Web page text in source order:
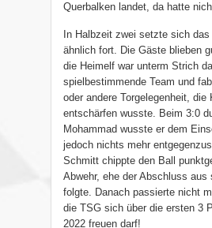
Querbalken landet, da hatte
In Halbzeit zwei setzte sich
ähnlich fort. Die Gäste blieben
die Heimelf war unterm Strich
spielbestimmende Team und
oder andere Torgelegenheit, die
entschärfen wusste. Beim 3:0
Mohammad wusste er dem
jedoch nichts mehr
Schmitt chippte den Ball
Abwehr, ehe der Abschluss aus
folgte. Danach passierte nicht
die TSG sich über die ersten 3
2022 freuen darf!